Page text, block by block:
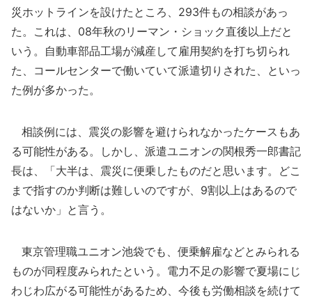
災ホットラインを設けたところ、293件もの相談があっ
た。これは、08年秋のリーマン・ショック直後以上だと
いう。自動車部品工場が減産して雇用契約を打ち切られ
た、コールセンターで働いていて派遣切りされた、といっ
た例が多かった。
相談例には、震災の影響を避けられなかったケースもあ
る可能性がある。しかし、派遣ユニオンの関根秀一郎書記
長は、「大半は、震災に便乗したものだと思います。どこ
まで指すのか判断は難しいのですが、9割以上はあるので
はないか」と言う。
東京管理職ユニオン池袋でも、便乗解雇などとみられる
ものが同程度みられたという。電力不足の影響で夏場にじ
わじわ広がる可能性があるため、今後も労働相談を続けて